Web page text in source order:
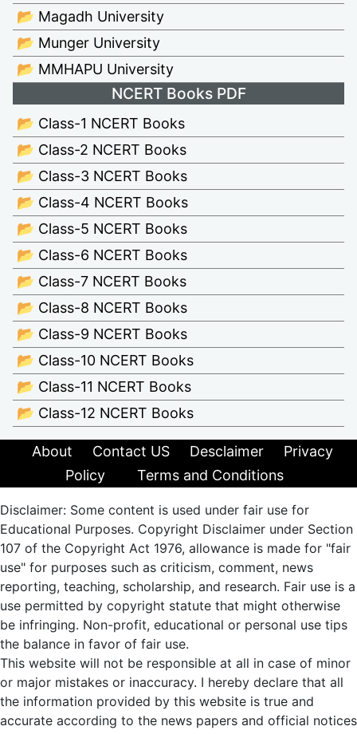
📂 Magadh University
📂 Munger University
📂 MMHAPU University
NCERT Books PDF
📂 Class-1 NCERT Books
📂 Class-2 NCERT Books
📂 Class-3 NCERT Books
📂 Class-4 NCERT Books
📂 Class-5 NCERT Books
📂 Class-6 NCERT Books
📂 Class-7 NCERT Books
📂 Class-8 NCERT Books
📂 Class-9 NCERT Books
📂 Class-10 NCERT Books
📂 Class-11 NCERT Books
📂 Class-12 NCERT Books
About Contact US Desclaimer
Privacy
Policy
Terms and Conditions
Disclaimer: Some content is used under fair use for
Educational Purposes. Copyright Disclaimer under Section
107 of the Copyright Act 1976, allowance is made for "fair
use" for purposes such as criticism, comment, news
reporting, teaching, scholarship, and research. Fair use is a
use permitted by copyright statute that might otherwise
be infringing. Non-profit, educational or personal use tips
the balance in favor of fair use.
This website will not be responsible at all in case of minor
or major mistakes or inaccuracy. I hereby declare that all
the information provided by this website is true and
accurate according to the news papers and official notices